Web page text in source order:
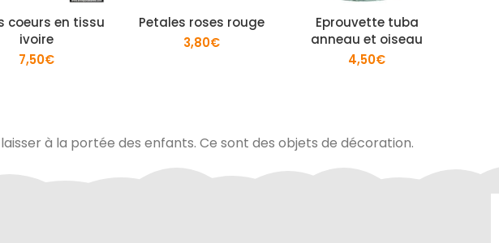
coeurs en tissu
ivoire
7,50€
Petales roses rouge
3,80€
Eprouvette tuba
anneau et oiseau
4,50€
à la portée des enfants. Ce sont des objets de décoration.